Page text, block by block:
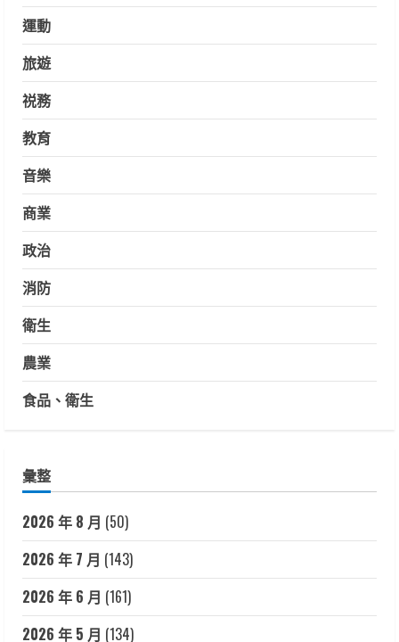
運動
旅遊
祱務
教育
音樂
商業
政治
消防
衛生
農業
食品、衛生
彙整
2026 年 8 月 (50)
2026 年 7 月 (143)
2026 年 6 月 (161)
2026 年 5 月 (134)